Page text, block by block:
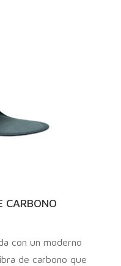
CARBONO
con un moderno
de carbono que